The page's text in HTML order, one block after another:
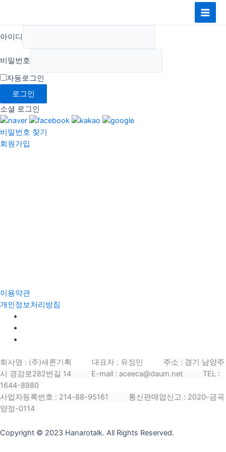
로
너
뛰
기
Main
아이디
비밀번호
자동로그인
로그인
소셜 로그인
비밀번호 찾기
회원가입
이용약관
개인정보처리방침
회사명 : (주)새론기획 대표자 : 유정민
주소 : 경기 남양주
시 경강로282번길 14
E-mail : aceeca@daum.net TEL :
1644-8980
사업자등록번호 : 214-88-95161
통신판매업신고 : 2020-금곡
양정-0114
Copyright © 2023 Hanarotalk. All Rights Reserved.